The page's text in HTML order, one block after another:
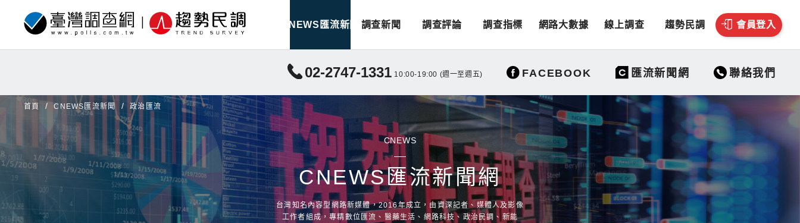
CNEWS匯流新聞 調查新聞 調查評論 調查指標 網路大數據 線上調查 趨勢民調 會員登入
02-2747-1331 10:00-19:00 (週一至週五) FACEBOOK 匯流新聞網 聯絡我們
首頁 CNEWS匯流新聞 政治匯流
CNEWS
CNEWS匯流新聞網
台灣知名內容型網路新媒體，2016年成立，由資深記者、媒體人及影像
工作者組成，專精數位匯流、醫藥生活、網路科技、政治民調、新能